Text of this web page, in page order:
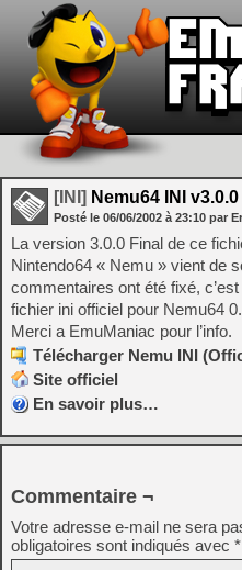
[INI] Nemu64 INI v3.0.0
Posté le 06/06/2002 à 23:10 par
La version 3.0.0 Final de ce
Nintendo64 « Nemu » vient de
commentaires ont été fixé, c’est
fichier ini officiel pour Nemu64
Merci a EmuManiac pour l’info.
Télécharger Nemu INI
Site officiel
En savoir plus…
Commentaire ¬
Votre adresse e-mail ne sera
obligatoires sont indiqués avec *